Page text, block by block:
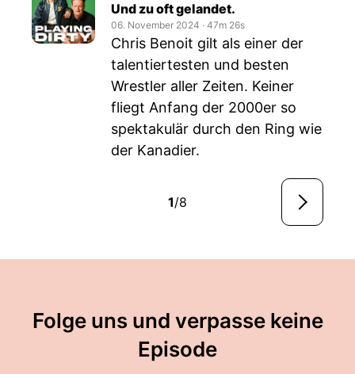
Und zu oft gelandet.
06. November 2024 ‧ 47m 26s
Chris Benoit gilt als einer der
talentiertesten und besten
Wrestler aller Zeiten. Keiner
fliegt Anfang der 2000er so
spektakulär durch den Ring wie
der Kanadier.
1/8
Folge uns und verpasse keine
Episode